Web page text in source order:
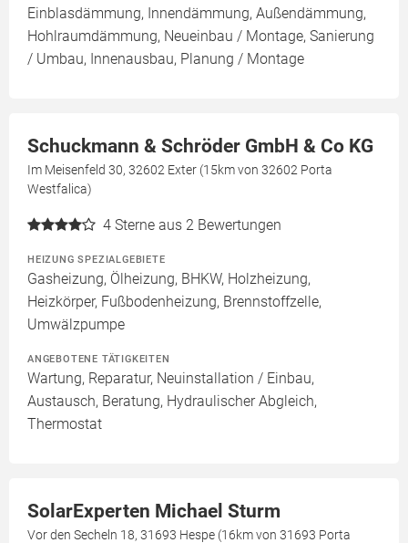
Einblasdämmung, Innendämmung, Außendämmung,
Hohlraumdämmung, Neueinbau / Montage, Sanierung
/ Umbau, Innenausbau, Planung / Montage
Schuckmann & Schröder GmbH & Co KG
Im Meisenfeld 30, 32602 Exter (15km von 32602 Porta
Westfalica)
4 Sterne aus 2 Bewertungen
HEIZUNG SPEZIALGEBIETE
Gasheizung, Ölheizung, BHKW, Holzheizung,
Heizkörper, Fußbodenheizung, Brennstoffzelle,
Umwälzpumpe
ANGEBOTENE TÄTIGKEITEN
Wartung, Reparatur, Neuinstallation / Einbau,
Austausch, Beratung, Hydraulischer Abgleich,
Thermostat
SolarExperten Michael Sturm
Vor den Secheln 18, 31693 Hespe (16km von 31693 Porta